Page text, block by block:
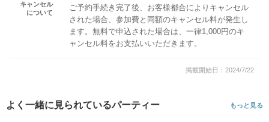
キャンセル
について
ご予約手続き完了後、お客様都合によりキャンセル
された場合、参加費と同額のキャンセル料が発生し
ます。無料で申込された場合は、一律1,000円のキ
ャンセル料をお支払いいただきます。
掲載開始日：2024/7/22
よく一緒に見られているパーティー もっと見る